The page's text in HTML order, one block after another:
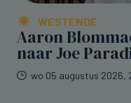
WESTENDE
Aaron
naar Joe
wo 05 augustus 2026,